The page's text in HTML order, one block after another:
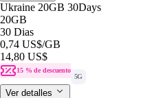
Ukraine 20GB 30Days
20GB
30 Dias
0,74 US$/GB
14,80 US$
15 % de descuento
5G
Ver detalles